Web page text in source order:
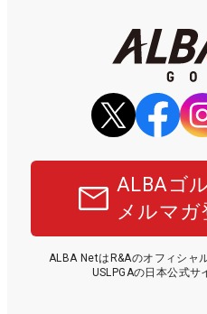
ALBAゴ
メルマガ
ALBA NetはR&Aのオフィシャ
USLPGAの日本公式サ